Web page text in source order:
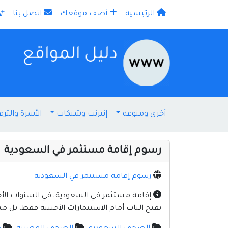
الرئيسية أضف موقعك اتصل بنا
أخرى ومنوعه إنترنت وشبكات الأسرة
رسوم إقامة مستثمر في السعودية
رسوم إقامة مستثمر في السعودية
تفتح الباب أمام الاستثمارات الأجنبية فقط،